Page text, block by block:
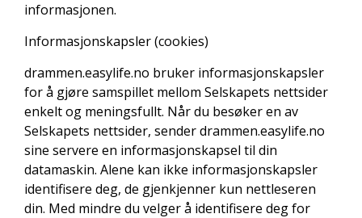
informasjonen.
Informasjonskapsler (cookies)
drammen.easylife.no bruker informasjonskapsler
for å gjøre samspillet mellom Selskapets nettsider
enkelt og meningsfullt. Når du besøker en av
Selskapets nettsider, sender drammen.easylife.no
sine servere en informasjonskapsel til din
datamaskin. Alene kan ikke informasjonskapsler
identifisere deg, de gjenkjenner kun nettleseren
din. Med mindre du velger å identifisere deg for